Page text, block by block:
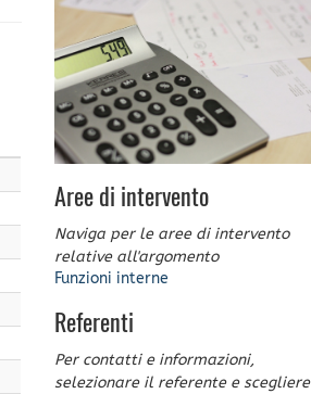
Aree di intervento
Naviga per le aree di intervento
relative all'argomento
Funzioni interne
Referenti
Per contatti e informazioni,
selezionare il referente e scegliere